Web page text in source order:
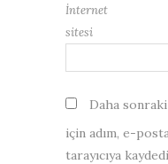
İnternet
sitesi
Daha sonraki
için adım, e-
tarayıcıya